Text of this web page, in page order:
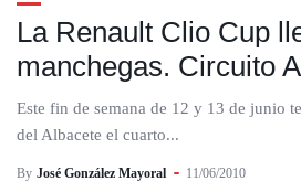
La Renault Clio Cup
manchegas. Circuito
Este fin de semana de 12 y 13 de junio
del Albacete el cuarto...
By José González Mayoral 11/06/2010